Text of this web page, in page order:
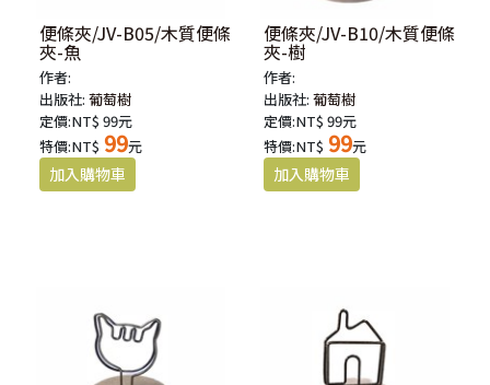
便條夾/JV-B05/木質便條
夾-魚
作者:
出版社:葡萄樹
定價:NT$ 99元
特價:NT$ 99元
便條夾/JV-B10/木質便條
夾-樹
作者:
出版社:葡萄樹
定價:NT$ 99元
特價:NT$ 99元